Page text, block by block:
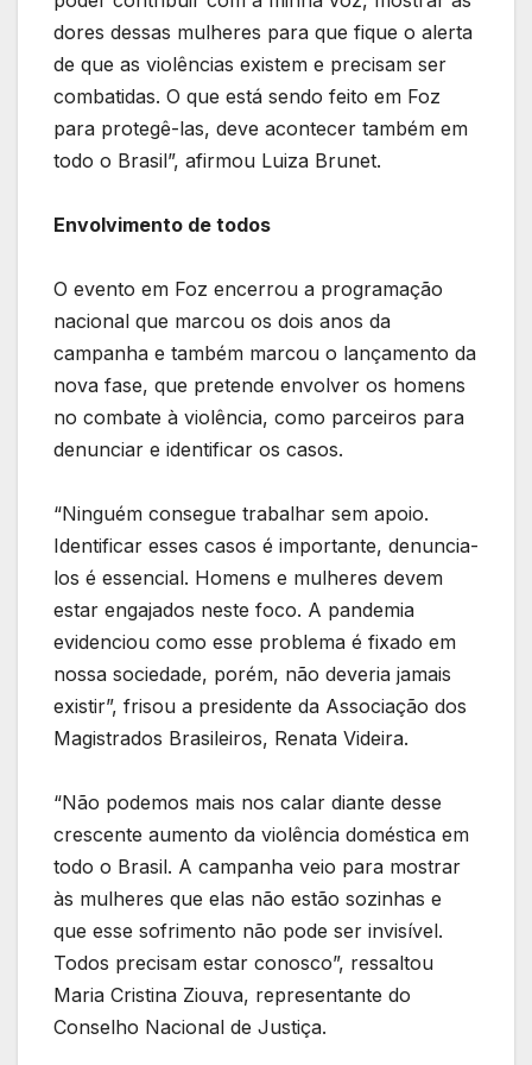
dores dessas mulheres para que fique o alerta
de que as violências existem e precisam ser
combatidas. O que está sendo feito em Foz
para protegê-las, deve acontecer também em
todo o Brasil”, afirmou Luiza Brunet.
Envolvimento de todos
O evento em Foz encerrou a programação
nacional que marcou os dois anos da
campanha e também marcou o lançamento da
nova fase, que pretende envolver os homens
no combate à violência, como parceiros para
denunciar e identificar os casos.
“Ninguém consegue trabalhar sem apoio.
Identificar esses casos é importante, denuncia-
los é essencial. Homens e mulheres devem
estar engajados neste foco. A pandemia
evidenciou como esse problema é fixado em
nossa sociedade, porém, não deveria jamais
existir”, frisou a presidente da Associação dos
Magistrados Brasileiros, Renata Videira.
“Não podemos mais nos calar diante desse
crescente aumento da violência doméstica em
todo o Brasil. A campanha veio para mostrar
às mulheres que elas não estão sozinhas e
que esse sofrimento não pode ser invisível.
Todos precisam estar conosco”, ressaltou
Maria Cristina Ziouva, representante do
Conselho Nacional de Justiça.